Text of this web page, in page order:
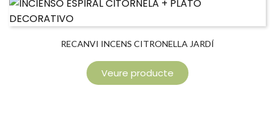
RECANVI INCENS CITRONELLA JARDÍ
Veure producte